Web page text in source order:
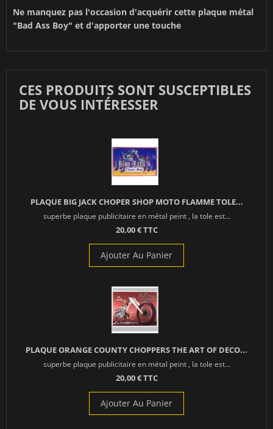
Ne manquez pas l'occasion d'acquérir cette plaque métal
"Bad Ass Boy" et d'apporter une touche
CES PRODUITS SONT SUSCEPTIBLES
DE VOUS INTÉRESSER
PLAQUE BIG JACK CHOPER SHOP MOTO FLAMME TOLE...
superbe plaque publicitaire en métal peint , la tole est...
20,00 € TTC
Ajouter Au Panier
PLAQUE ORANGE COUNTY CHOPPERS THE ART OF DECO...
superbe plaque publicitaire en métal peint , la tole est...
20,00 € TTC
Ajouter Au Panier